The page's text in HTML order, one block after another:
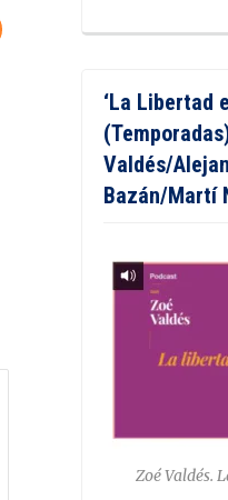
‘La Libertad
Valdés/
Bazán/Martí
Zoé Valdés.